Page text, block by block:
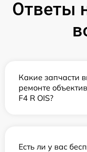
Ответы
Какие запчасти
ремонте
F4 R OIS?
Есть ли у вас